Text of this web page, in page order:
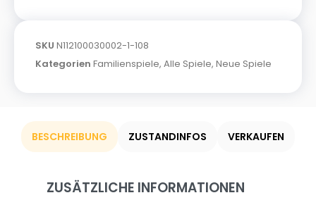
SKU N112100030002-1-108
Kategorien Familienspiele, Alle Spiele, Neue Spiele
BESCHREIBUNG ZUSTANDINFOS VERKAUFEN
ZUSÄTZLICHE INFORMATIONEN